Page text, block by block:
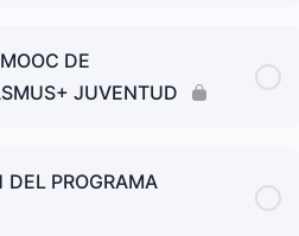
DE
JUVENTUD
PROGRAMA